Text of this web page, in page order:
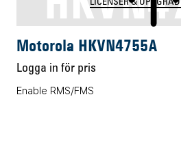
LICENSER &
Motorola HKVN4755A
Logga in för pris
Enable RMS/FMS